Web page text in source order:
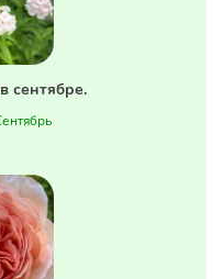
сентябре.